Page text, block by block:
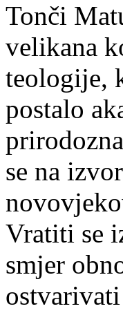
Tonči
velikana
teologije,
postalo
se na
Vratiti se
smjer